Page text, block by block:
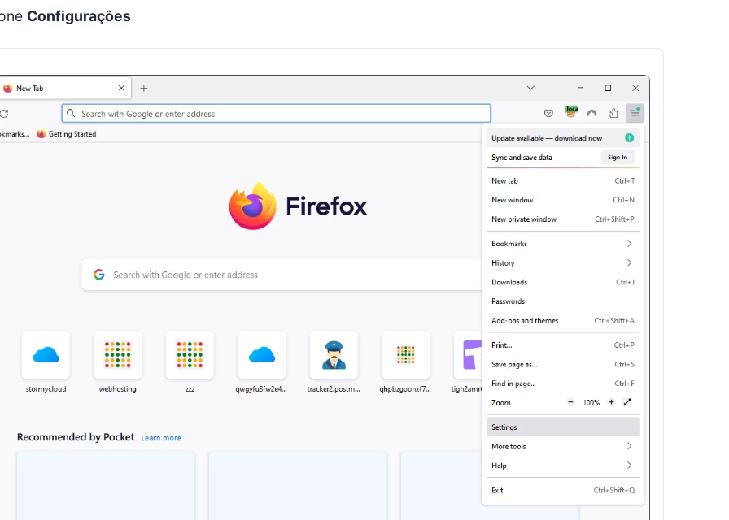
Configurações